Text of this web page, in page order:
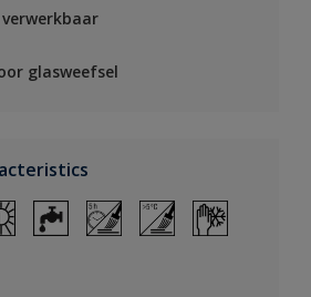
glasweefsel